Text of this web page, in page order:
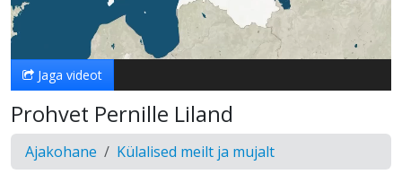
video
Jaga videot
Prohvet Pernille Liland
Ajakohane Külalised meilt ja mujalt